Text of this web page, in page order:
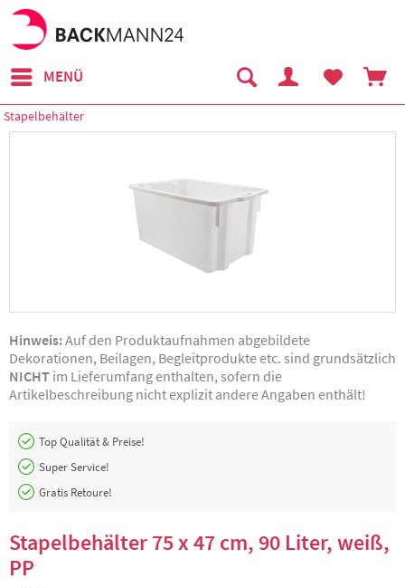
MENÜ
Stapelbehälter
Hinweis:Auf den Produktaufnahmen abgebildete
Dekorationen, Beilagen, Begleitprodukte etc. sind grundsätzlich
NICHT im Lieferumfang enthalten, sofern die
Artikelbeschreibung nicht explizit andere Angaben enthält!
Top Qualität & Preise!
Super Service!
Gratis Retoure!
Stapelbehälter 75 x 47 cm, 90 Liter, weiß,
PP